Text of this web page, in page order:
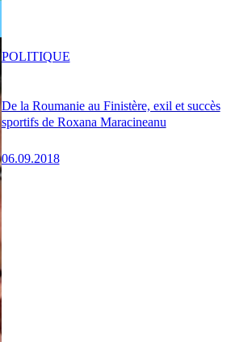
De la Roumanie au Finistère, exil et succès
sportifs de Roxana Maracineanu
06.09.2018
POLITIQUE